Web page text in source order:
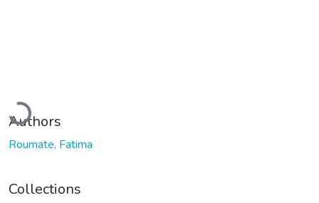
Authors
Roumate, Fatima
Collections